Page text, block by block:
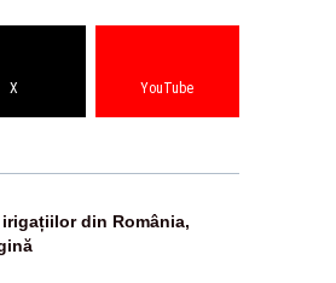
X YouTube
din România,